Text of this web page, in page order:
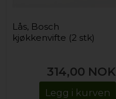
Lås, Bosch
kjøkkenvifte (2 stk)
314,00 NOK
Legg i kurven